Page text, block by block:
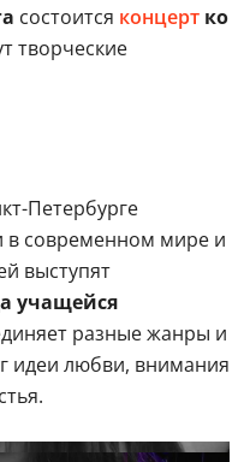
состоится концерт ко
творческие
Петербурге
в современном мире и
выступят
учащейся
разные жанры и
идеи любви, внимания